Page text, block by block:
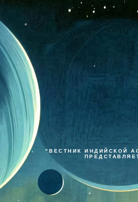
"ВЕСТНИК ИНДИЙСКОЙ